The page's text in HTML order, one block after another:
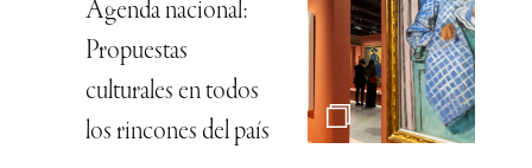
Agenda nacional:
Propuestas
culturales en todos
los rincones del país